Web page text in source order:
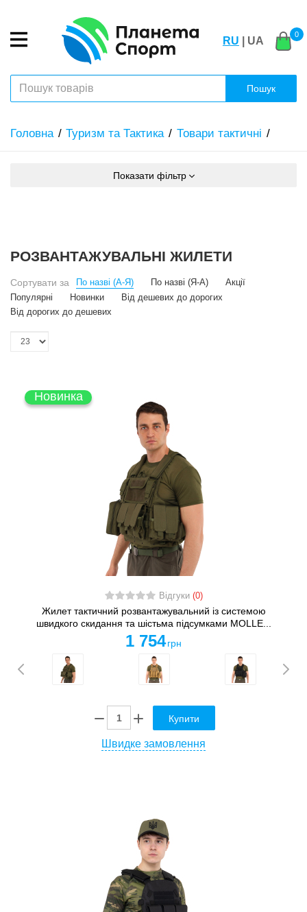
RU | UA
0
Пошук
Головна Туризм та Тактика Товари тактичні
Показати фільтр
РОЗВАНТАЖУВАЛЬНІ ЖИЛЕТИ
Сортувати за По назві (А-Я) По назві (Я-А)
Акції
Популярні
Новинки
Від дешевих до дорогих
Від дорогих до дешевих
Новинка
Відгуки (0)
Жилет тактичний розвантажувальний із системою
швидкого скидання та шістьма підсумками MOLLE...
1 754 грн
Купити
Швидке замовлення